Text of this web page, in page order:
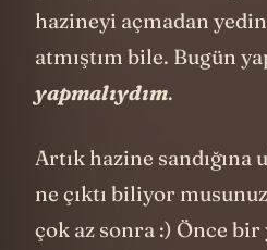
hazineyi açmadan
atmıştım bile. Bugün
yapmalıydım.
Artık hazine sandığına
ne çıktı biliyor
çok az sonra :) Önce